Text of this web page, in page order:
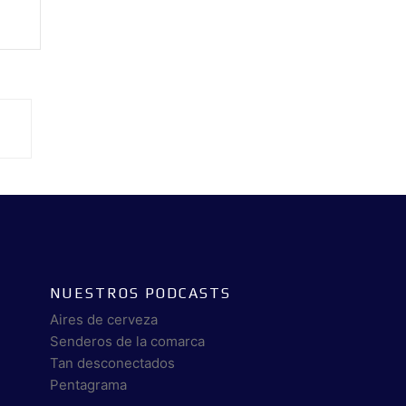
NUESTROS PODCASTS
Aires de cerveza
Senderos de la comarca
Tan desconectados
Pentagrama